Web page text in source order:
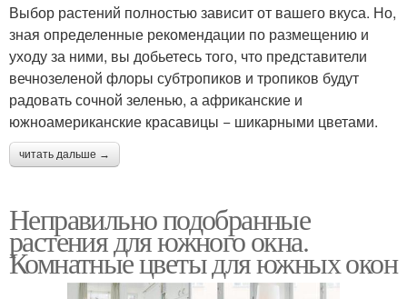
Выбор растений полностью зависит от вашего вкуса. Но,
зная определенные рекомендации по размещению и
уходу за ними, вы добьетесь того, что представители
вечнозеленой флоры субтропиков и тропиков будут
радовать сочной зеленью, а африканские и
южноамериканские красавицы − шикарными цветами.
читать дальше →
Неправильно подобранные
растения для южного окна.
Комнатные цветы для южных окон